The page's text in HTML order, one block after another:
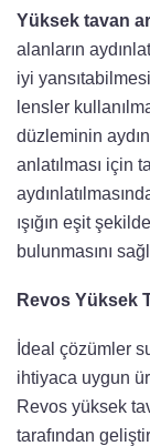
Yüksek tavan
alanların
iyi
lensler
düzleminin
anlatılması için
ışığın eşit
bulunmasını
Revos Yüksek
İdeal çözümler
ihtiyaca uygun
Revos yüksek
tarafından